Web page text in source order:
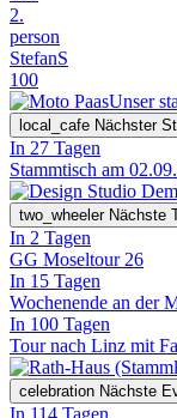
2.
person
StefanS
100
Unser
local_cafe Nächster
In 27 Tagen
Stammtisch am
two_wheeler Nächste
In 2 Tagen
GG Moseltour 26
In 15 Tagen
Wochenende an der
In 100 Tagen
Tour nach Linz mit
celebration Nächste
In 114 Tagen